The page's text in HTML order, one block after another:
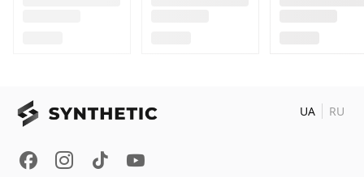
UA RU